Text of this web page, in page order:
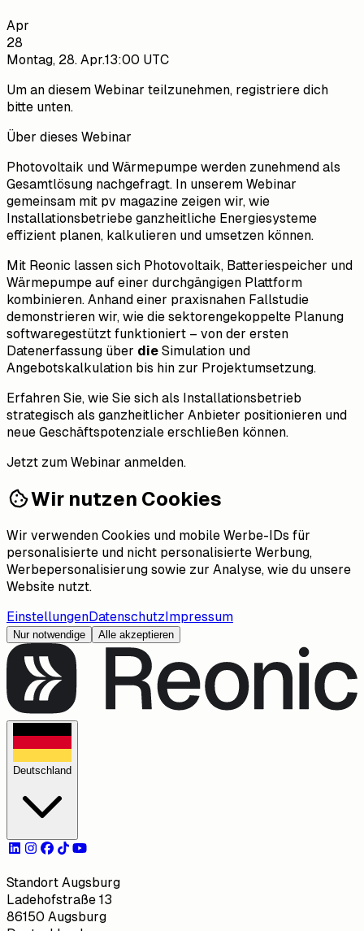
Apr
28
Montag, 28. Apr.13:00 UTC
Um an diesem Webinar teilzunehmen, registriere dich
bitte unten.
Über dieses Webinar
Photovoltaik und Wärmepumpe werden zunehmend als
Gesamtlösung nachgefragt. In unserem Webinar
gemeinsam mit pv magazine zeigen wir, wie
Installationsbetriebe ganzheitliche Energiesysteme
effizient planen, kalkulieren und umsetzen können.
Mit Reonic lassen sich Photovoltaik, Batteriespeicher und
Wärmepumpe auf einer durchgängigen Plattform
kombinieren. Anhand einer praxisnahen Fallstudie
demonstrieren wir, wie die sektorengekoppelte Planung
softwaregestützt funktioniert – von der ersten
Datenerfassung über die Simulation und
Angebotskalkulation bis hin zur Projektumsetzung.
Erfahren Sie, wie Sie sich als Installationsbetrieb
strategisch als ganzheitlicher Anbieter positionieren und
neue Geschäftspotenziale erschließen können.
Jetzt zum Webinar anmelden.
Wir nutzen Cookies
Wir verwenden Cookies und mobile Werbe-IDs für
personalisierte und nicht personalisierte Werbung,
Werbepersonalisierung sowie zur Analyse, wie du unsere
Website nutzt.
EinstellungenDatenschutz Impressum
Nur notwendige Alle akzeptieren
Deutschland
Standort Augsburg
Ladehofstraße 13
86150 Augsburg